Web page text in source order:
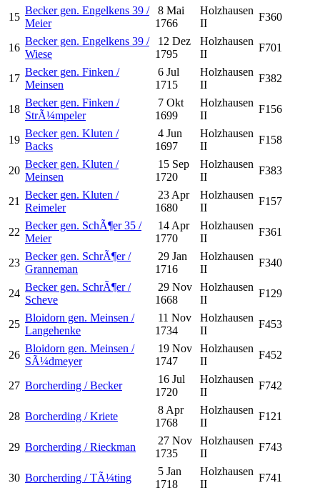
15
Becker gen. Engelkens 39 /
Meier
8 Mai
1766
Holzhausen
II
F360
16
Becker gen. Engelkens 39 /
Wiese
12 Dez
1795
Holzhausen
II
F701
17
Becker gen. Finken /
Meinsen
6 Jul
1715
Holzhausen
II
F382
18
Becker gen. Finken /
StrÃ¼mpeler
7 Okt
1699
Holzhausen
II
F156
19
Becker gen. Kluten /
Backs
4 Jun
1697
Holzhausen
II
F158
20
Becker gen. Kluten /
Meinsen
15 Sep
1720
Holzhausen
II
F383
21
Becker gen. Kluten /
Reimeler
23 Apr
1680
Holzhausen
II
F157
22
Becker gen. SchÃ¶er 35 /
Meier
14 Apr
1770
Holzhausen
II
F361
23
Becker gen. SchrÃ¶er /
Granneman
29 Jan
1716
Holzhausen
II
F340
24
Becker gen. SchrÃ¶er /
Scheve
29 Nov
1668
Holzhausen
II
F129
25
Bloidorn gen. Meinsen /
Langehenke
11 Nov
1734
Holzhausen
II
F453
26
Bloidorn gen. Meinsen /
SÃ¼dmeyer
19 Nov
1747
Holzhausen
II
F452
27 Borcherding / Becker
16 Jul
1720
Holzhausen
II
F742
28 Borcherding / Kriete
8 Apr
1768
Holzhausen
II
F121
29 Borcherding / Rieckman
27 Nov
1735
Holzhausen
II
F743
30 Borcherding / TÃ¼ting
5 Jan
1718
Holzhausen
II
F741